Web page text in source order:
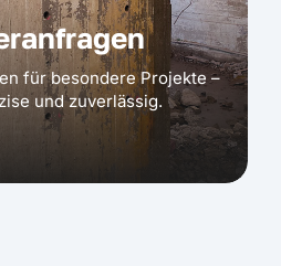
für besondere Projekte –
und zuverlässig.